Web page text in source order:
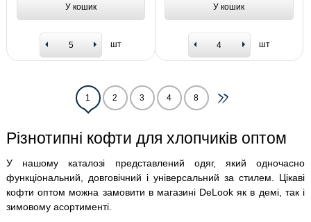
У кошик
шт
У кошик
шт
1 2 3 4 8
Різнотипні кофти для хлопчиків оптом
У нашому каталозі представлений одяг, який одночасно
функціональний, довговічний і універсальний за стилем. Цікаві
кофти оптом можна замовити в магазині DeLook як в демі, так і
зимовому асортименті.